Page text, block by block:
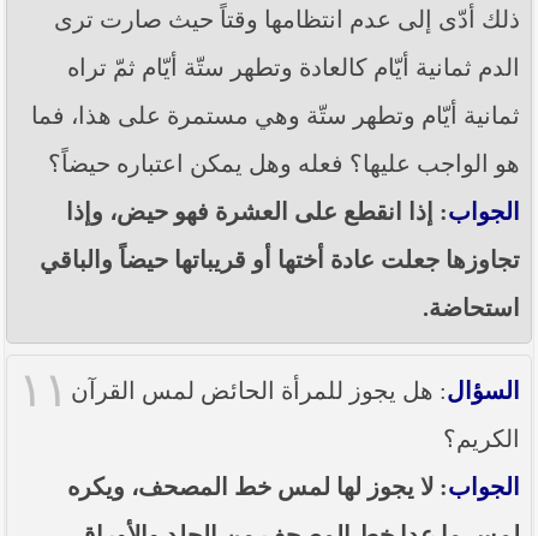
ذلك أدّى إلى عدم انتظامها وقتاً حيث صارت ترى
الدم ثمانية أيّام كالعادة وتطهر ستّة أيّام ثمّ تراه
ثمانية أيّام وتطهر ستّة وهي مستمرة على هذا، فما
هو الواجب عليها؟ فعله وهل يمكن اعتباره حيضاً؟
الجواب: إذا انقطع على العشرة فهو حيض، وإذا
تجاوزها جعلت عادة أختها أو قريباتها حيضاً والباقي
استحاضة.
١١ السؤال: هل يجوز للمرأة الحائض لمس القرآن
الكريم؟
الجواب: لا يجوز لها لمس خط المصحف، ويكره